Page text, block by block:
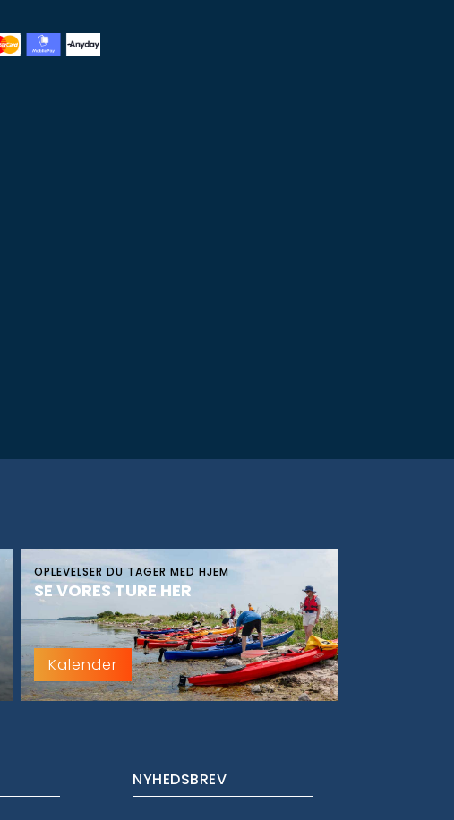
OPLEVELSER DU TAGER MED HJEM
SE VORES TURE HER
Kalender
NYHEDSBREV